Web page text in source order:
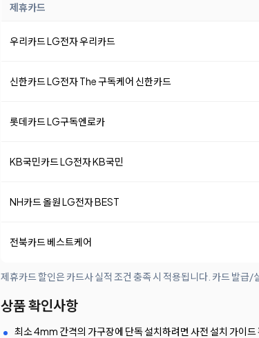
제휴카드
우리카드 LG전자 우리카드
신한카드 LG전자 The 구독케어 신한카드
롯데카드 LG구독엔로카
KB국민카드 LG전자 KB국민
NH카드 올원 LG전자 BEST
전북카드 베스트케어
제휴카드 할인은 카드사 실적 조건 충족 시 적용됩니다. 카드 발급/
상품 확인사항
최소 4mm 간격의 가구장에 단독 설치하려면 사전 설치 가이